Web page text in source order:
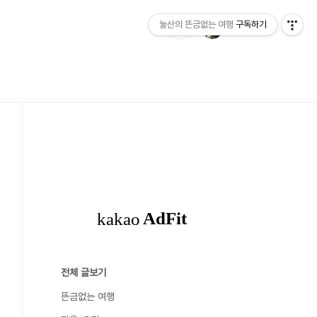
전체 글보기
뜬금없는 여행
눌산의 뜬금없는 여행 구독하기